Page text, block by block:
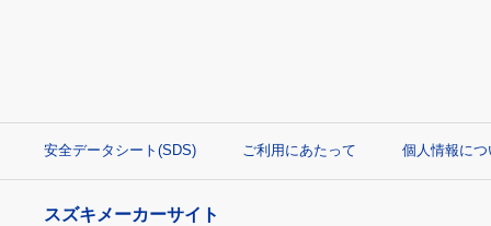
安全データシート(SDS) ご利用にあたって 個人情報につ
スズキメーカーサイト